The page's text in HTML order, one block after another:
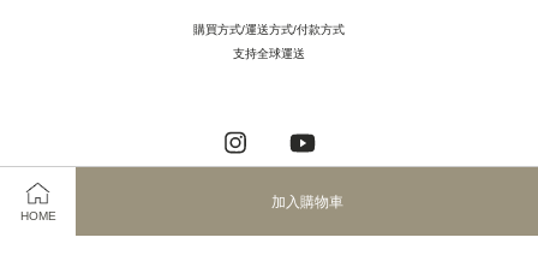
HOME
加入購物車
購買方式/運送方式/付款方式
支持全球運送
Instagram